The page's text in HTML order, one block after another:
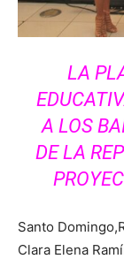
LA
A LOS
DE LA
Santo
Clara Elena